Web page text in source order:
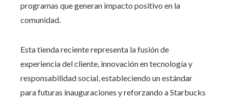
programas que generan impacto positivo en la
comunidad.
Esta tienda reciente representa la fusión de
experiencia del cliente, innovación en tecnología y
responsabilidad social, estableciendo un estándar
para futuras inauguraciones y reforzando a Starbucks